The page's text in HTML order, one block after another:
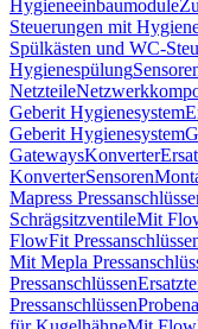
Hygieneeinbaumodule
Steuerungen mit
Spülkästen und WC-
Hygienespülung
Netzteile
Geberit Hygienesystem
Geberit Hygienesystem
GatewaysKonverter
KonverterSensoren
Mapress
SchrägsitzventileMit
FlowFit
Mit Mepla
Pressanschlüssen
Pressanschlüssen